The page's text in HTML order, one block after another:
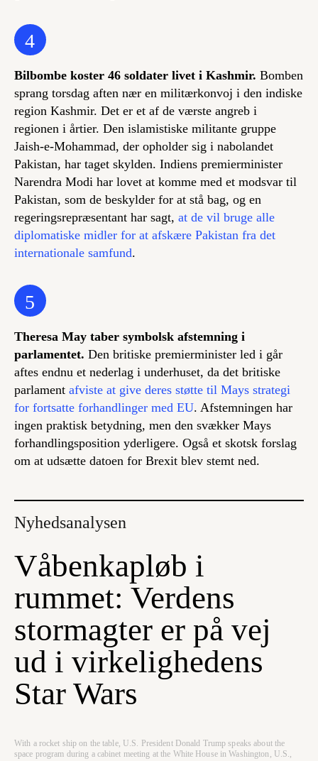
4
Bilbombe koster 46 soldater livet i Kashmir. Bomben
sprang torsdag aften nær en militærkonvoj i den indiske
region Kashmir. Det er et af de værste angreb i
regionen i årtier. Den islamistiske militante gruppe
Jaish-e-Mohammad, der opholder sig i nabolandet
Pakistan, har taget skylden. Indiens premierminister
Narendra Modi har lovet at komme med et modsvar til
Pakistan, som de beskylder for at stå bag, og en
regeringsrepræsentant har sagt, at de vil bruge alle
diplomatiske midler for at afskære Pakistan fra det
internationale samfund.
5
Theresa May taber symbolsk afstemning i
parlamentet. Den britiske premierminister led i går
aftes endnu et nederlag i underhuset, da det britiske
parlament afviste at give deres støtte til Mays strategi
for fortsatte forhandlinger med EU. Afstemningen har
ingen praktisk betydning, men den svækker Mays
forhandlingsposition yderligere. Også et skotsk forslag
om at udsætte datoen for Brexit blev stemt ned.
Nyhedsanalysen
Våbenkapløb i
rummet: Verdens
stormagter er på vej
ud i virkelighedens
Star Wars
With a rocket ship on the table, U.S. President Donald Trump speaks about the
space program during a cabinet meeting at the White House in Washington, U.S.,